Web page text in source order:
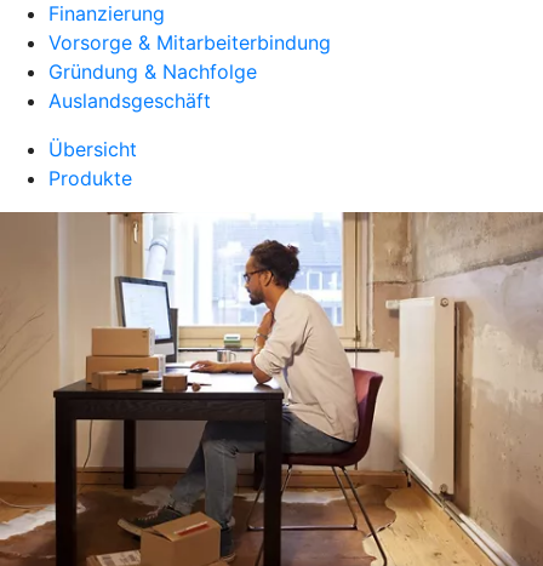
Finanzierung
Vorsorge & Mitarbeiterbindung
Gründung & Nachfolge
Auslandsgeschäft
Übersicht
Produkte